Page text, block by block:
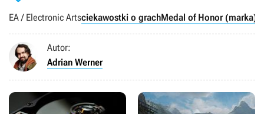
EA / Electronic Artsciekawostki o grachMedal of Honor (marka)
Autor:
Adrian Werner